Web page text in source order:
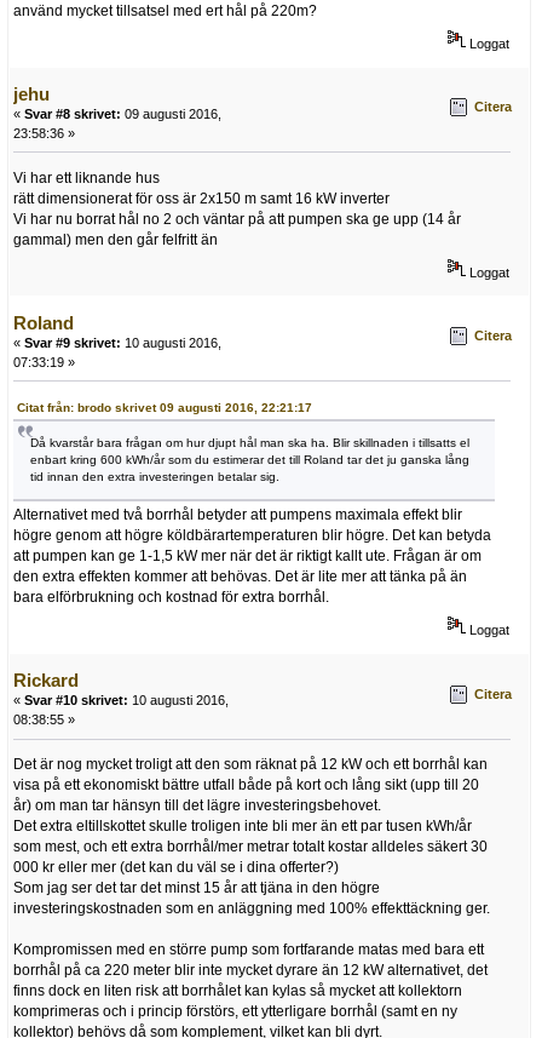
använd mycket tillsatsel med ert hål på 220m?
Loggat
jehu
« Svar #8 skrivet: 09 augusti 2016,
23:58:36 »
Citera
Vi har ett liknande hus
rätt dimensionerat för oss är 2x150 m samt 16 kW inverter
Vi har nu borrat hål no 2 och väntar på att pumpen ska ge upp (14 år
gammal) men den går felfritt än
Loggat
Roland
« Svar #9 skrivet: 10 augusti 2016,
07:33:19 »
Citera
Citat från: brodo skrivet 09 augusti 2016, 22:21:17
Då kvarstår bara frågan om hur djupt hål man ska ha. Blir skillnaden i tillsatts el
enbart kring 600 kWh/år som du estimerar det till Roland tar det ju ganska lång
tid innan den extra investeringen betalar sig.
Alternativet med två borrhål betyder att pumpens maximala effekt blir
högre genom att högre köldbärartemperaturen blir högre. Det kan betyda
att pumpen kan ge 1-1,5 kW mer när det är riktigt kallt ute. Frågan är om
den extra effekten kommer att behövas. Det är lite mer att tänka på än
bara elförbrukning och kostnad för extra borrhål.
Loggat
Rickard
« Svar #10 skrivet: 10 augusti 2016,
08:38:55 »
Citera
Det är nog mycket troligt att den som räknat på 12 kW och ett borrhål kan
visa på ett ekonomiskt bättre utfall både på kort och lång sikt (upp till 20
år) om man tar hänsyn till det lägre investeringsbehovet.
Det extra eltillskottet skulle troligen inte bli mer än ett par tusen kWh/år
som mest, och ett extra borrhål/mer metrar totalt kostar alldeles säkert 30
000 kr eller mer (det kan du väl se i dina offerter?)
Som jag ser det tar det minst 15 år att tjäna in den högre
investeringskostnaden som en anläggning med 100% effekttäckning ger.
Kompromissen med en större pump som fortfarande matas med bara ett
borrhål på ca 220 meter blir inte mycket dyrare än 12 kW alternativet, det
finns dock en liten risk att borrhålet kan kylas så mycket att kollektorn
komprimeras och i princip förstörs, ett ytterligare borrhål (samt en ny
kollektor) behövs då som komplement, vilket kan bli dyrt.